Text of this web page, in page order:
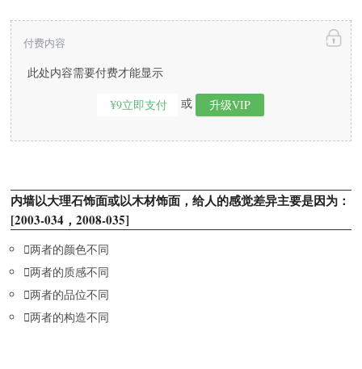
此处内容需要付费才能显示
¥9立即支付 或 升级VIP
付费内容
内墙以大理石饰面或以木材饰面，给人的感觉差异主要是因为：
[2003-034，2008-035]
两者的颜色不同
两者的质感不同
两者的品位不同
两者的构造不同